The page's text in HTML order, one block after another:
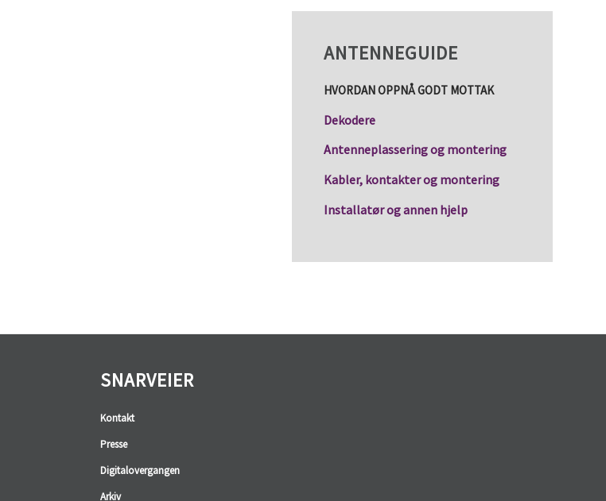
ANTENNEGUIDE
HVORDAN OPPNÅ GODT MOTTAK
Dekodere
Antenneplassering og montering
Kabler, kontakter og montering
Installatør og annen hjelp
SNARVEIER
Kontakt
Presse
Digitalovergangen
Arkiv